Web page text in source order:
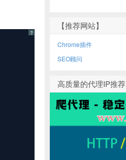
?
【推荐网站】
Chrome插件
SEO顾问
高质量的代理IP推荐